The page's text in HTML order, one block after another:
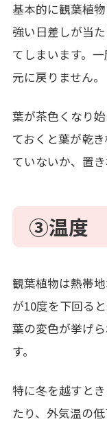
基本的に観葉植
強い日差しが当
てしまいます。
元に戻りません。
葉が茶色くなり
ておくと葉が乾
ていないか、置
③温度
観葉植物は熱帯
が10度を下回る
葉の変色が挙げ
す。
特に冬を越すと
たり、外気温の